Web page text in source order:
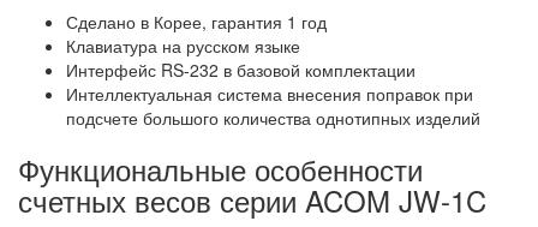
Сделано в Корее, гарантия 1 год
Клавиатура на русском языке
Интерфейс RS-232 в базовой комплектации
Интеллектуальная система внесения поправок при
подсчете большого количества однотипных изделий
Функциональные особенности
счетных весов серии ACOM JW-1C